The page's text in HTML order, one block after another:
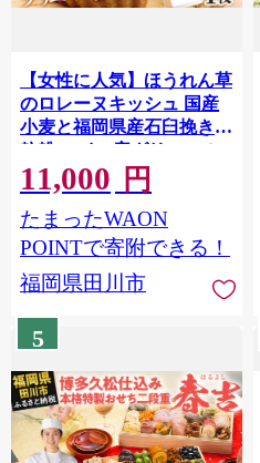
【女性に人気】ほうれん草
のロレーヌキッシュ 国産
小麦と福岡県産石臼挽き全
粒粉 スイス産グリエール
チーズ使用 冷凍 ホール ビ
スケット生地 福岡県 福岡
九州 グルメ お取り寄せ ※
沖縄・離島は配送不可
11,000 円
たまったWAON
POINTで寄附できる！
福岡県田川市
5